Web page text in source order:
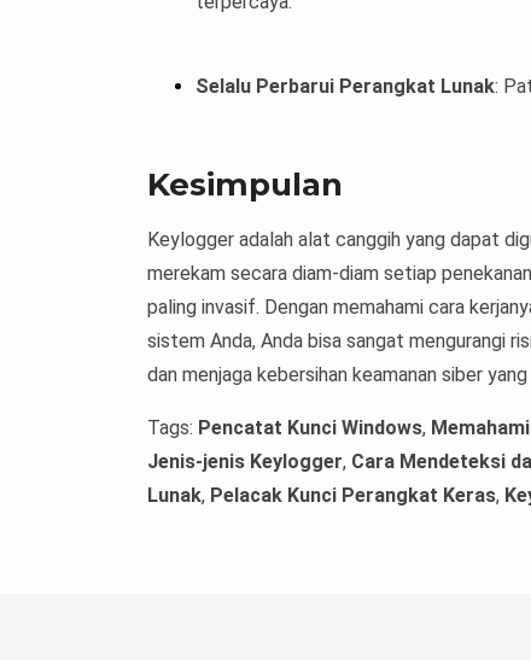
Selalu Perbarui Perangkat Lunak:
Kesimpulan
Keylogger adalah alat canggih yang dapat
merekam secara diam-diam setiap
paling invasif. Dengan memahami cara
sistem Anda, Anda bisa sangat mengurangi
dan menjaga kebersihan keamanan siber
Tags: Pencatat Kunci Windows,
Jenis-jenis Keylogger, Cara Mendeteksi
Lunak, Pelacak Kunci Perangkat Keras,